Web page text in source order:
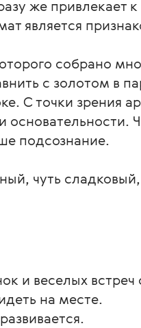
же привлекает
является
собрано
с золотом в
С точки зрения
основательности.
подсознание.
чуть
и веселых встреч
на месте.